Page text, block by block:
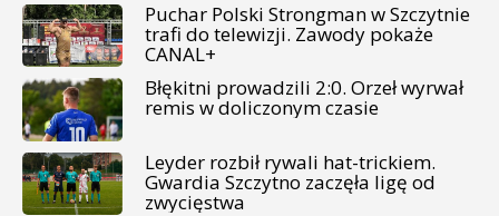
Puchar Polski Strongman w Szczytnie
trafi do telewizji. Zawody pokaże
CANAL+
Błękitni prowadzili 2:0. Orzeł wyrwał
remis w doliczonym czasie
Leyder rozbił rywali hat-trickiem.
Gwardia Szczytno zaczęła ligę od
zwycięstwa